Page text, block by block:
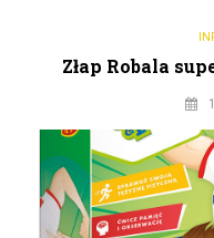
Złap Robala